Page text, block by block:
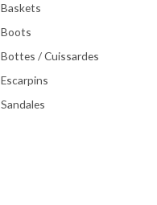
Baskets
Boots
Bottes / Cuissardes
Escarpins
Sandales